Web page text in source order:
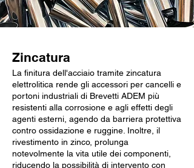
Zincatura
La finitura dell'acciaio tramite zincatura
elettrolitica rende gli accessori per cancelli e
portoni industriali di Brevetti ADEM più
resistenti alla corrosione e agli effetti degli
agenti esterni, agendo da barriera protettiva
contro ossidazione e ruggine. Inoltre, il
rivestimento in zinco, prolunga
notevolmente la vita utile dei componenti,
riducendo la possibilità di intervento con